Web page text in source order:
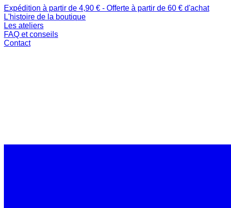
Expédition à partir de 4,90 € - Offerte à partir de 60 € d'achat
L'histoire de la boutique
Les ateliers
FAQ et conseils
Contact